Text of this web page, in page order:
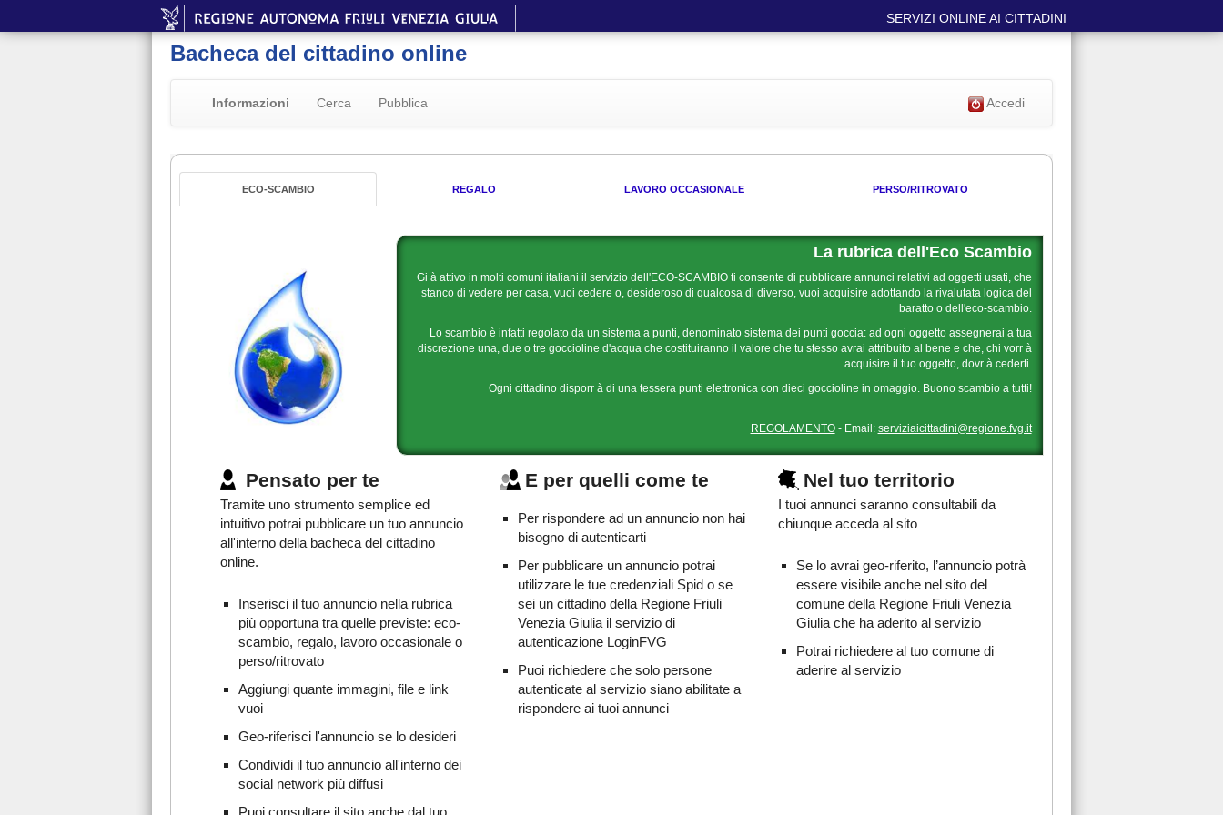
SERVIZI ONLINE AI CITTADINI
Bacheca del cittadino online
Informazioni Cerca Pubblica Accedi
ECO-SCAMBIO REGALO LAVORO OCCASIONALE PERSO/RITROVATO
La rubrica dell'Eco Scambio
Gi à attivo in molti comuni italiani il servizio dell'ECO-SCAMBIO ti consente di pubblicare annunci relativi ad oggetti usati, che
stanco di vedere per casa, vuoi cedere o, desideroso di qualcosa di diverso, vuoi acquisire adottando la rivalutata logica del
baratto o dell'eco-scambio.
Lo scambio è infatti regolato da un sistema a punti, denominato sistema dei punti goccia: ad ogni oggetto assegnerai a tua
discrezione una, due o tre goccioline d'acqua che costituiranno il valore che tu stesso avrai attribuito al bene e che, chi vorr à
acquisire il tuo oggetto, dovr à cederti.
Ogni cittadino disporr à di una tessera punti elettronica con dieci goccioline in omaggio. Buono scambio a tutti!
REGOLAMENTO- Email: serviziaicittadini@regione.fvg.it
Pensato per te
Tramite uno strumento semplice ed
intuitivo potrai pubblicare un tuo annuncio
all'interno della bacheca del cittadino
online.
Inserisci il tuo annuncio nella rubrica
più opportuna tra quelle previste: eco-
scambio, regalo, lavoro occasionale o
perso/ritrovato
Aggiungi quante immagini, file e link
vuoi
Geo-riferisci l'annuncio se lo desideri
Condividi il tuo annuncio all'interno dei
social network più diffusi
Puoi consultare il sito anche dal tuo
E per quelli come te
Per rispondere ad un annuncio non hai
bisogno di autenticarti
Per pubblicare un annuncio potrai
utilizzare le tue credenziali Spid o se
sei un cittadino della Regione Friuli
Venezia Giulia il servizio di
autenticazione LoginFVG
Puoi richiedere che solo persone
autenticate al servizio siano abilitate a
rispondere ai tuoi annunci
Nel tuo territorio
I tuoi annunci saranno consultabili da
chiunque acceda al sito
Se lo avrai geo-riferito, l’annuncio potrà
essere visibile anche nel sito del
comune della Regione Friuli Venezia
Giulia che ha aderito al servizio
Potrai richiedere al tuo comune di
aderire al servizio